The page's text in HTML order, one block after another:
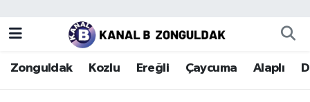
Zonguldak Kozlu Ereğli Çaycuma Alaplı
Zonguldak
Kozlu
Zonguldak Nöbetçi Eczaneler
Zonguldak Hava Durumu